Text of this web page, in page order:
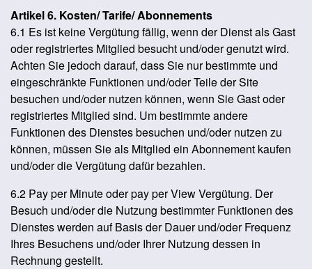
Artikel 6. Kosten/ Tarife/ Abonnements
6.1 Es ist keine Vergütung fällig, wenn der Dienst als Gast
oder registriertes Mitglied besucht und/oder genutzt wird.
Achten Sie jedoch darauf, dass Sie nur bestimmte und
eingeschränkte Funktionen und/oder Teile der Site
besuchen und/oder nutzen können, wenn Sie Gast oder
registriertes Mitglied sind. Um bestimmte andere
Funktionen des Dienstes besuchen und/oder nutzen zu
können, müssen Sie als Mitglied ein Abonnement kaufen
und/oder die Vergütung dafür bezahlen.
6.2 Pay per Minute oder pay per View Vergütung. Der
Besuch und/oder die Nutzung bestimmter Funktionen des
Dienstes werden auf Basis der Dauer und/oder Frequenz
Ihres Besuchens und/oder Ihrer Nutzung dessen in
Rechnung gestellt.